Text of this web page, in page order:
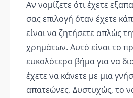
Αν νομίζετε ότι έχετε
σας επιλογή όταν έχετε
είναι να ζητήσετε απλώς
χρημάτων. Αυτό είναι το
ευκολότερο βήμα για να
έχετε να κάνετε με μια
απατεώνες. Δυστυχώς, το